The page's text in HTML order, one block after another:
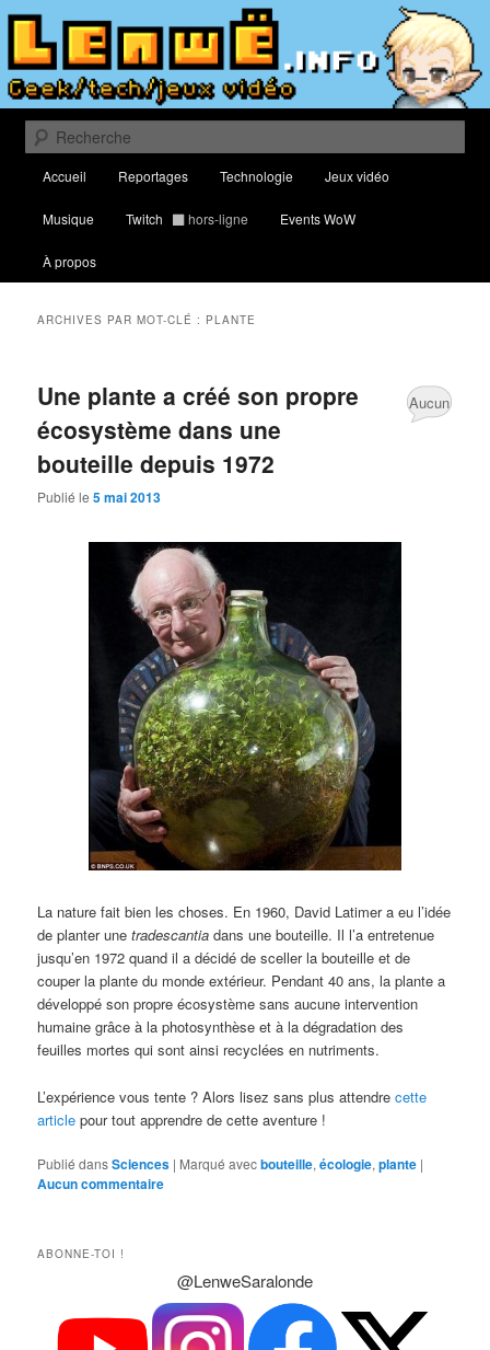
Aller
contenu
principal
Aller
contenu
secondaireLenwë – Culture geek, tech et jeux
vidéo
Blog traitant de culture geek, du web, de nouvelles technologies et de jeux
vidéo
Recherche
principal
Accueil Reportages Technologie Jeux vidéo
Musique Twitch hors-ligne Events WoW
À propos
ARCHIVES PAR MOT-CLÉ : PLANTE
Une plante a créé son propre
écosystème dans une
bouteille depuis 1972
Publié le5 mai 2013
Aucun
La nature fait bien les choses. En 1960, David Latimer a eu l’idée
de planter unetradescantia dans une bouteille. Il l’a entretenue
jusqu’en 1972 quand il a décidé de sceller la bouteille et de
couper la plante du monde extérieur. Pendant 40 ans, la plante a
développé son propre écosystème sans aucune intervention
humaine grâce à la photosynthèse et à la dégradation des
feuilles mortes qui sont ainsi recyclées en nutriments.
L’expérience vous tente ? Alors lisez sans plus attendrecette
article pour tout apprendre de cette aventure !
Publié dansSciences | Marqué avecbouteille,écologie,plante |
Aucun commentaire
ABONNE-TOI !
@LenweSaralonde